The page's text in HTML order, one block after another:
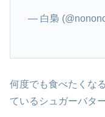
— 白梟
何度でも食べたくな
ているシュガーバタ